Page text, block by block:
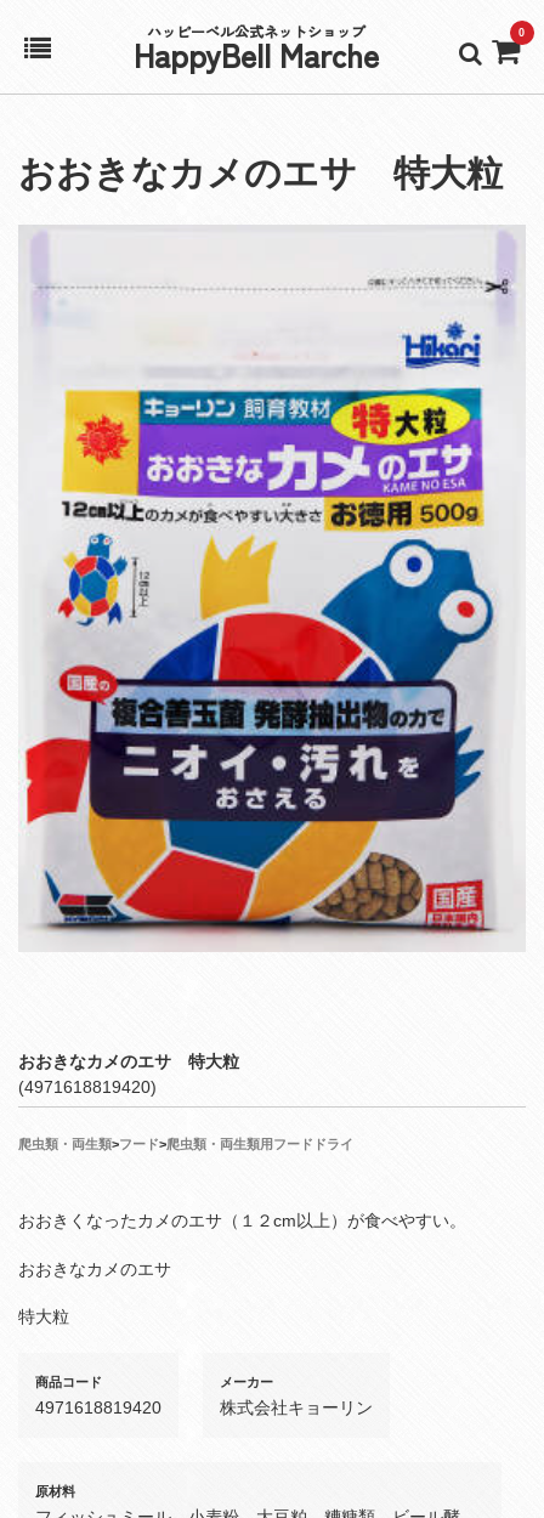
ハッピーベル公式ネットショップ
HappyBell Marche 0
アカウント
おおきなカメのエサ 特大粒
おおきなカメのエサ 特大粒
(4971618819420)
爬虫類・両生類>フード>爬虫類・両生類用フードドライ
おおきくなったカメのエサ（１２cm以上）が食べやすい。
おおきなカメのエサ
特大粒
商品コード
4971618819420
メーカー
株式会社キョーリン
原材料